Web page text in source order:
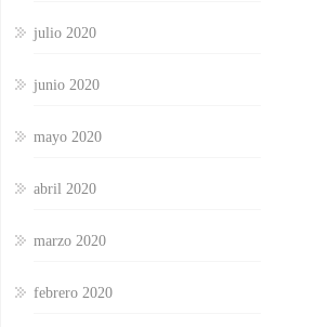
julio 2020
junio 2020
mayo 2020
abril 2020
marzo 2020
febrero 2020